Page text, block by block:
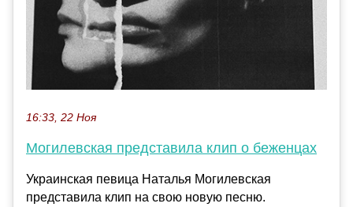
16:33, 22 Ноя
Могилевская представила клип о беженцах
Украинская певица Наталья Могилевская
представила клип на свою новую песню.